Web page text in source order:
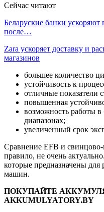
Сейчас читают
Беларуские банки
после…
Zara ускоряет доставку и
магазинов
большее количество
устойчивость к
отличные показатели
повышенная
возможность работы
диапазонах;
увеличенный срок
Сравнение EFB и
правило, не очень
которые предназначены для
машин.
ПОКУПАЙТЕ
AKKUMULYATORY.BY